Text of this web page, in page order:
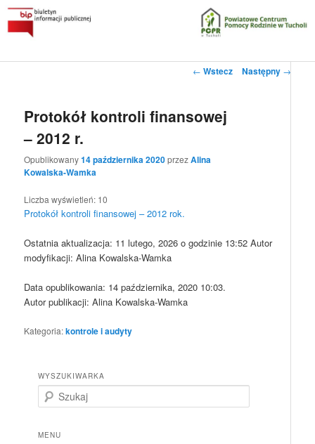
Przeskocz
do
tekstu
Biuletyn Informacji Publicznej
Powiatowe Centrum Pomocy Rodzinie w Tucholi
Główne
Zobacz
← Wstecz Następny →
Protokół kontroli finansowej
– 2012 r.
Opublikowany14 października 2020przezAlina
Kowalska-Wamka
Liczba wyświetleń: 10
Protokół kontroli finansowej – 2012 rok.
Ostatnia aktualizacja: 11 lutego, 2026 o godzinie 13:52 Autor
modyfikacji:Alina Kowalska-Wamka
Data opublikowania: 14 października, 2020 10:03.
Autor publikacji: Alina Kowalska-Wamka
Kategoria:kontrole i audyty
WYSZUKIWARKA
z
k
MENU